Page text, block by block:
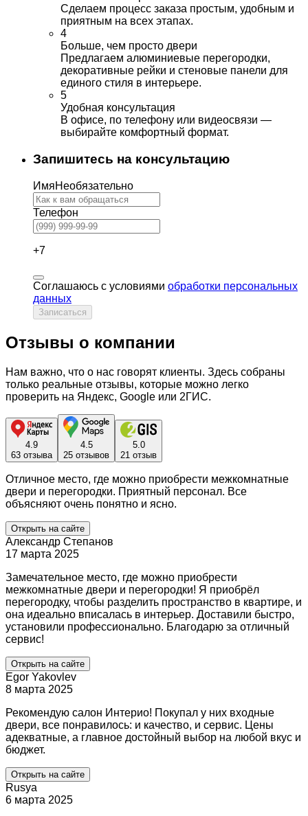
Сделаем процесс заказа простым, удобным и
приятным на всех этапах.
4
Больше, чем просто двери
Предлагаем алюминиевые перегородки,
декоративные рейки и стеновые панели для
единого стиля в интерьере.
5
Удобная консультация
В офисе, по телефону или видеосвязи —
выбирайте комфортный формат.
Запишитесь на консультацию
ИмяНеобязательно
Телефон
+7
Соглашаюсь с условиями обработки персональных
данных
Записаться
Отзывы о компании
Нам важно, что о нас говорят клиенты. Здесь собраны
только реальные отзывы, которые можно легко
проверить на Яндекс, Google или 2ГИС.
4.9
63 отзыва
4.5
25 отзывов
5.0
21 отзыв
Отличное место, где можно приобрести межкомнатные
двери и перегородки. Приятный персонал. Все
объясняют очень понятно и ясно.
Открыть на сайте
Александр Степанов
17 марта 2025
Замечательное место, где можно приобрести
межкомнатные двери и перегородки! Я приобрёл
перегородку, чтобы разделить пространство в квартире, и
она идеально вписалась в интерьер. Доставили быстро,
установили профессионально. Благодарю за отличный
сервис!
Открыть на сайте
Egor Yakovlev
8 марта 2025
Рекомендую салон Интерио! Покупал у них входные
двери, все понравилось: и качество, и сервис. Цены
адекватные, а главное достойный выбор на любой вкус и
бюджет.
Открыть на сайте
Rusya
6 марта 2025